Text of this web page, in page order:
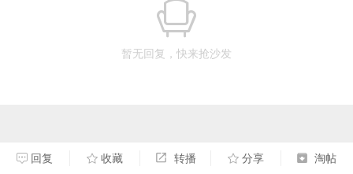
暂无回复，快来抢沙发
回复 收藏 转播 分享 淘帖